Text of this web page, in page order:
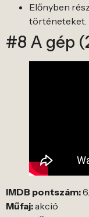
Előnyben
történeteket.
#8 A gép
IMDB pontszám:
Műfaj:akció